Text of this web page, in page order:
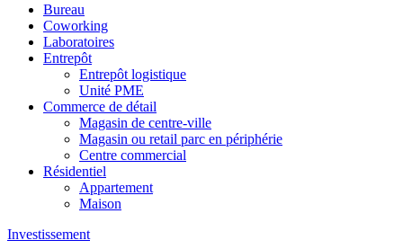
Bureau
Coworking
Laboratoires
Entrepôt
Entrepôt logistique
Unité PME
Commerce de détail
Magasin de centre-ville
Magasin ou retail parc en périphérie
Centre commercial
Résidentiel
Appartement
Maison
Investissement